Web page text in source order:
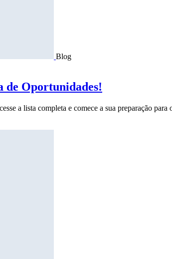
Blog
Oportunidades!
a lista completa e comece a sua preparação para